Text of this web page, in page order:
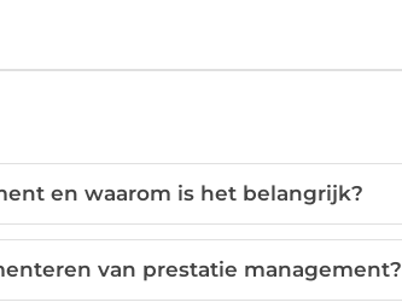
en waarom is het belangrijk?
van prestatie management?